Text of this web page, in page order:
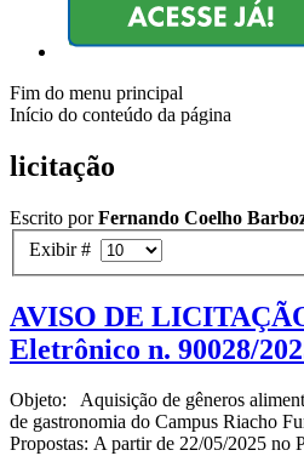
Fim do menu principal
Início do conteúdo da página
licitação
Escrito porFernando Coelho
Exibir #
AVISO DE
Eletrônico n. 90028/
Objeto: Aquisição de gêneros
de gastronomia do Campus Riacho
Propostas: A partir de 22/05/2025 no